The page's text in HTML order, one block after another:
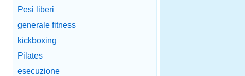
Pesi liberi
generale fitness
kickboxing
Pilates
esecuzione